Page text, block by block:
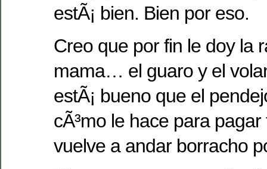
estÃ¡ bien. Bien por eso.
Creo que por fin le doy la
mama… el guaro y el
estÃ¡ bueno que el
cÃ³mo le hace para
vuelve a andar borracho